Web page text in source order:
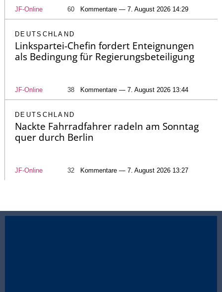
JF-Online 60 Kommentare — 7. August 2026 14:29
DEUTSCHLAND
Linkspartei-Chefin fordert Enteignungen
als Bedingung für Regierungsbeteiligung
JF-Online 38 Kommentare — 7. August 2026 13:44
DEUTSCHLAND
Nackte Fahrradfahrer radeln am Sonntag
quer durch Berlin
JF-Online 32 Kommentare — 7. August 2026 13:27